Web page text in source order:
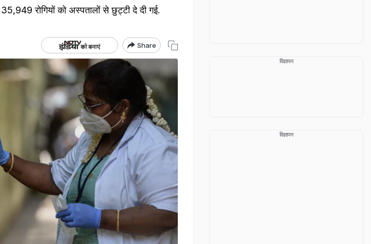
रोगियों को अस्पतालों से छुट्टी दे दी गई.
Share
विज्ञापन
विज्ञापन